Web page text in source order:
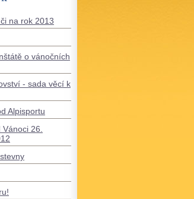
na rok 2013
o vánočních
- sada věcí k
Alpisportu
26.